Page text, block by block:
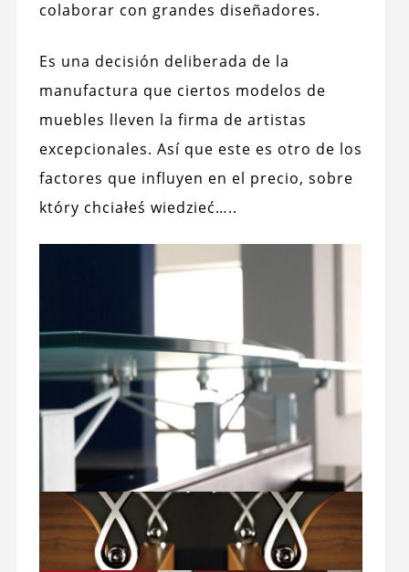
colaborar con grandes diseñadores.
Es una decisión deliberada de la
manufactura que ciertos modelos de
muebles lleven la firma de artistas
excepcionales. Así que este es otro de los
factores que influyen en el precio, sobre
który chciałeś wiedzieć…..